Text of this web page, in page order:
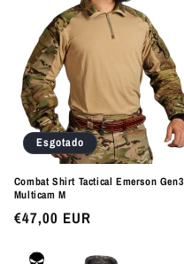
Esgotado
Combat Shirt Tactical Emerson Gen3
Multicam M
Preço
€47,00 EUR